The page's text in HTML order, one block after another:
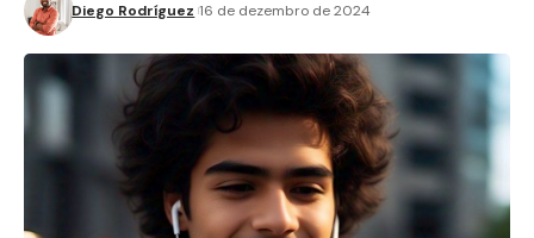
Diego Rodríguez 16 de dezembro de 2024